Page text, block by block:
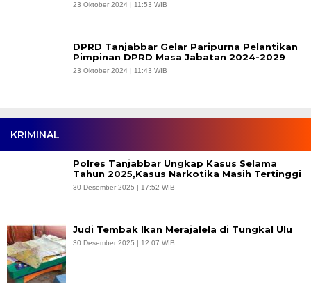
23 Oktober 2024 | 11:53 WIB
DPRD Tanjabbar Gelar Paripurna Pelantikan
Pimpinan DPRD Masa Jabatan 2024-2029
23 Oktober 2024 | 11:43 WIB
KRIMINAL
Polres Tanjabbar Ungkap Kasus Selama
Tahun 2025,Kasus Narkotika Masih Tertinggi
30 Desember 2025 | 17:52 WIB
Judi Tembak Ikan Merajalela di Tungkal Ulu
30 Desember 2025 | 12:07 WIB